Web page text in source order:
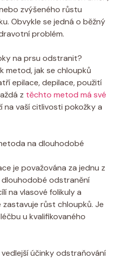
zvýšeného růstu
Obvykle se jedná o běžný
problém.
na prsu odstranit?
metod, jak se chloupků
epilace, depilace, použití
z těchto metod má své
na vaší citlivosti pokožky a
na dlouhodobé
je považována za jednu z
odstranění
na vlasové folikuly a
růst chloupků. Je
u kvalifikovaného
vedlejší účinky odstraňování